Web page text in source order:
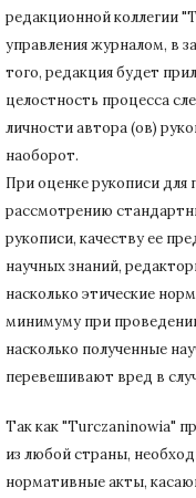
редакционной коллегии
управления журналом, в
того, редакция будет
целостность процесса
личности автора (ов)
наоборот.
При оценке рукописи для
рассмотрению
рукописи, качеству ее
научных знаний,
насколько этические
минимуму при
насколько полученные
перевешивают вред в
Так как "Turczaninowia"
из любой страны,
нормативные акты,